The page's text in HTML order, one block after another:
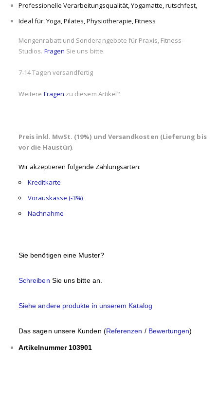
Professionelle Verarbeitungsqualität, Yogamatte, rutschfest,
Ideal für: Yoga, Pilates, Physiotherapie, Fitness
Mengenrabatt und Sonderangebote für Praxis, Fitness-
Studios. Fragen Sie uns bitte.
7-14 Tagen versandfertig
Weitere Fragen zu diesem Artikel?
Preis inkl. MwSt. (19%) und Versandkosten (Lieferung bis
vor die Haustür).
Wir akzeptieren folgende Zahlungsarten:
Kreditkarte
Vorauskasse (-3%)
Nachnahme
Sie benötigen eine Muster?
Schreiben Sie uns bitte an.
Siehe andere produkte in unserem Katalog
Das sagen unsere Kunden (Referenzen / Bewertungen)
Artikelnummer 103901